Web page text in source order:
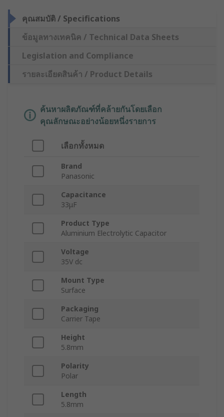
คุณสมบัติ / Specifications
ข้อมูลทางเทคนิค / Technical Data Sheets
Legislation and Compliance
รายละเอียดสินค้า / Product Details
ค้นหาผลิตภัณฑ์ที่คล้ายกันโดยเลือก
คุณลักษณะอย่างน้อยหนึ่งรายการ
เลือกทั้งหมด
Brand
Panasonic
Capacitance
33μF
Product Type
Aluminium Electrolytic Capacitor
Voltage
35V dc
Mount Type
Surface
Packaging
Carrier Tape
Height
5.8mm
Polarity
Polar
Length
5.8mm